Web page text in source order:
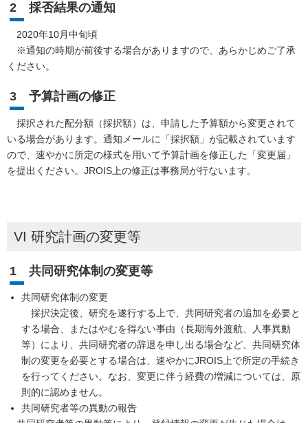
2 採否結果の通知
2020年10月中旬頃
※通知の時期が前後する場合がありますので、あらかじめご了承
ください。
3 予算計画の修正
採択された配分額（採択額）は、申請した予算額から変更されて
いる場合があります。通知メールに「採択額」が記載されています
ので、速やかに所定の様式を用いて予算計画を修正した「変更届」
を提出ください。JROIS上の修正は事務局が行ないます。
VI 研究計画の変更等
1 共同研究体制の変更等
共同研究体制の変更
採択決定後、研究を遂行する上で、共同研究者の追加を必要と
する場合、またはやむを得ない事由（長期海外渡航、人事異動
等）により、共同研究者の辞退を申し出る場合など、共同研究体
制の変更を必要とする場合は、速やかにJROIS上で所定の手続き
を行ってください。なお、変更に伴う経費の増減については、原
則的に認めません。
共同研究者等の異動の報告